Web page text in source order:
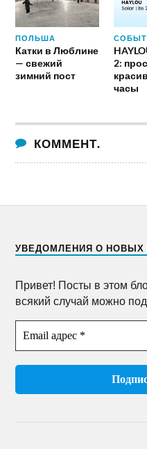
ПОЛЬША
Катки в Люблине
— свежий
зимний пост
2:
часы
КОММЕНТ.
УВЕДОМЛЕНИЯ О НОВЫХ
Привет! Посты в этом
всякий случай можно